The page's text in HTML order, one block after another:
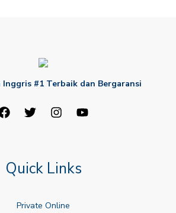
Inggris #1 Terbaik dan Bergaransi
Quick Links
Private Online